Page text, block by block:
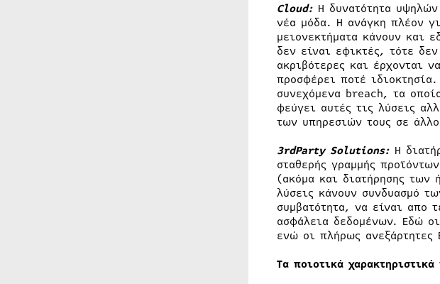
Cloud:Η δυνατότητα υψηλών
νέα μόδα. Η ανάγκη πλέον
μειονεκτήματα κάνουν και
δεν είναι εφικτές, τότε
ακριβότερες και έρχονται
προσφέρει ποτέ
συνεχόμενα breach, τα
φεύγει αυτές τις λύσεις
των υπηρεσιών τους σε
3rdParty Solutions: Η
σταθερής γραμμής
(ακόμα και διατήρησης
λύσεις κάνουν συνδυασμό
συμβατότητα, να είναι απο
ασφάλεια δεδομένων. Εδώ
ενώ οι πλήρως ανεξάρτητες
Τα ποιοτικά χαρακτηριστικά